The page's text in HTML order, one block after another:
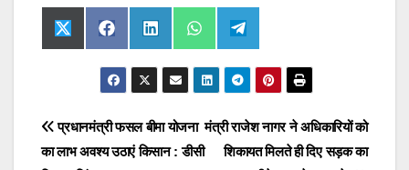
Share
on
X
(
t
e
r
Share
on
F
a
c
e
b
o
k
Share
on
L
i
n
e
I
n
Share
on
W
h
a
t
s
p
p
Share
on
T
e
l
g
a
m
Post
मंत्री राजेश नागर ने अधिकारियों को
शिकायत मिलते ही दिए सड़क का
प्रधानमंत्री फसल बीमा योजना
का लाभ अवश्य उठाएं किसान : डीसी